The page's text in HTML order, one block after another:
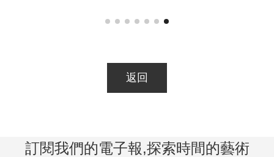
3 点与 9 点钟位置设有月份与星期小表盘，并
饰以 Azurage 放射状纹理。闰年与昼夜显示巧
妙地融入小表盘之中。12 点钟位置设有诗意的
返回
訂閱我們的電子報,探索時間的藝術